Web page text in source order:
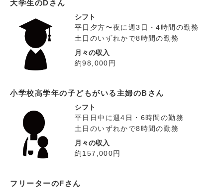
大学生のDさん
シフト
平日夕方〜夜に週3日・4時間の勤務
土日のいずれかで8時間の勤務
月々の収入
約98,000円
小学校高学年の子どもがいる主婦のBさん
シフト
平日日中に週4日・6時間の勤務
土日のいずれかで8時間の勤務
月々の収入
約157,000円
フリーターのFさん